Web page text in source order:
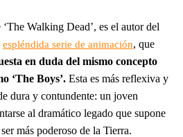
Walking Dead’, es el autor del
espléndida serie de animación, que
en duda del mismo concepto
‘The Boys’. Esta es más reflexiva y
dura y contundente: un joven
al dramático legado que supone
más poderoso de la Tierra.